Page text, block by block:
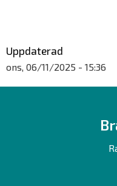
Uppdaterad
ons, 06/11/2025 - 15:36